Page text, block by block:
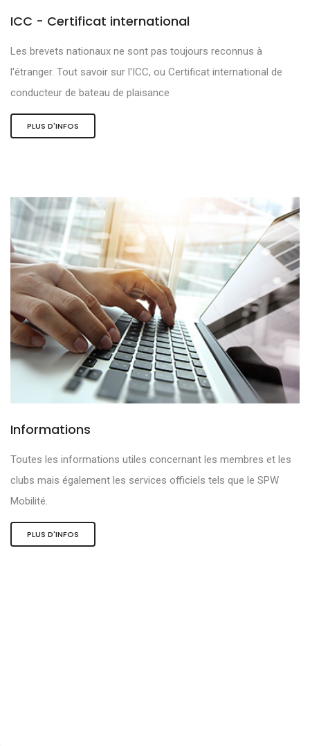
ICC - Certificat international
Les brevets nationaux ne sont pas toujours reconnus à
l'étranger. Tout savoir sur l'ICC, ou Certificat international de
conducteur de bateau de plaisance
PLUS D'INFOS
Informations
Toutes les informations utiles concernant les membres et les
clubs mais également les services officiels tels que le SPW
Mobilité.
PLUS D'INFOS